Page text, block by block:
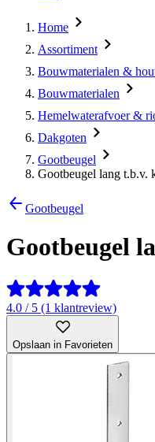
Home
Assortiment
Bouwmaterialen &
Bouwmaterialen
Hemelwaterafvoer &
Dakgoten
Gootbeugel
Gootbeugel lang t.b.v.
Gootbeugel
Gootbeugel
4.0 / 5 (1 klantreview)
Opslaan in Favorieten